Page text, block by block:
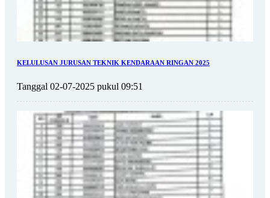
KELULUSAN JURUSAN TEKNIK KENDARAAN RINGAN 2025
Tanggal 02-07-2025 pukul 09:51